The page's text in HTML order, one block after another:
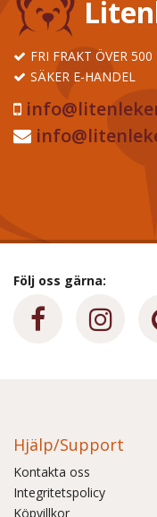
FRI FRAKT ÖVER 500
SÄKER E-HANDEL
Följ oss gärna:
Hjälp/Support
Kontakta oss
Integritetspolicy
Köpvillkor